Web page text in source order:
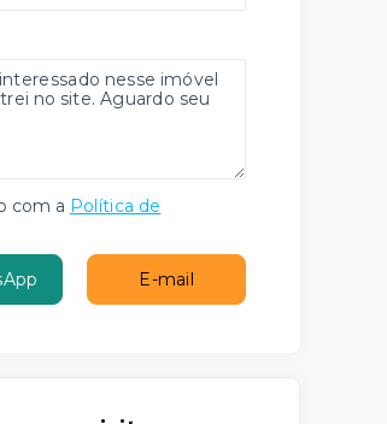
com a Política de
E-mail